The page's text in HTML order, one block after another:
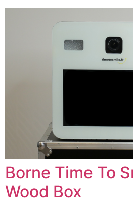
Borne Time To
Wood Box